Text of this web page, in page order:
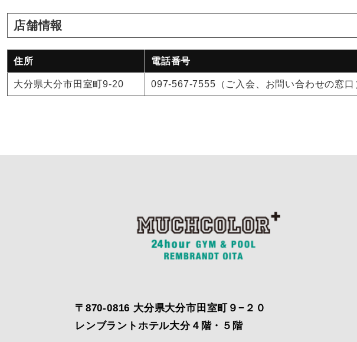
店舗情報
住所 電話番号
大分県大分市田室町9-20 097-567-7555（ご入会、お問い合わせの窓口
〒870-0816 大分県大分市田室町９−２０
レンブラントホテル大分４階・５階